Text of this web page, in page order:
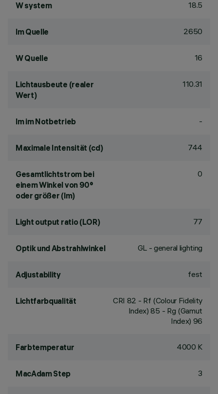
W system 18.5
lm Quelle 2650
W Quelle 16
Lichtausbeute (realer
Wert)
110.31
lm im Notbetrieb -
Maximale Intensität (cd) 744
Gesamtlichtstrom bei
einem Winkel von 90°
oder größer (lm)
0
Light output ratio (LOR) 77
Optik und Abstrahlwinkel GL - general lighting
Adjustability fest
Lichtfarbqualität CRI 82 - Rf (Colour Fidelity
Index) 85 - Rg (Gamut
Index) 96
Farbtemperatur 4000 K
MacAdam Step 3